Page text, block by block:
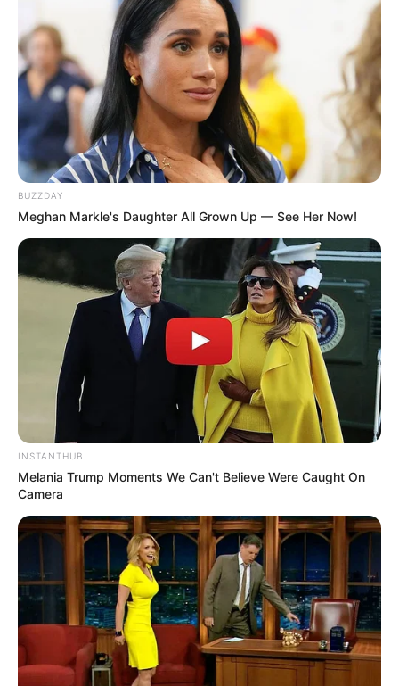
106 0
15:30 / 06 Avqust 2026 CƏMİYYƏT
Azərbaycanda əhalinin yarısı artıq
çəkidən
əziyyət çəkir
15:15 / 06 Avqust 2026 HÜQUQ
Attestasiyadan keçməmək işdən
çıxarılmaq demək deyil –Vacib hüquqi
məqamlar
90
BUZZDAY
Meghan Markle's Daughter All Grown Up — See Her Now!
INSTANTHUB
Melania Trump Moments We Can't Believe Were Caught On
Camera